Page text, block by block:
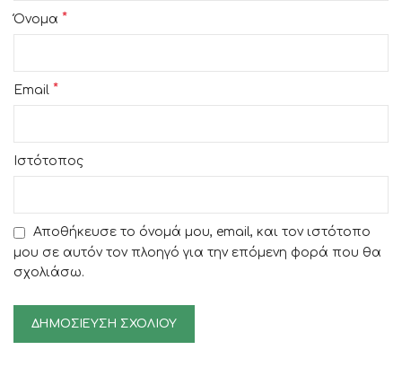
Όνομα *
Email *
Ιστότοπος
Αποθήκευσε το όνομά μου, email, και τον ιστότοπο
μου σε αυτόν τον πλοηγό για την επόμενη φορά που θα
σχολιάσω.